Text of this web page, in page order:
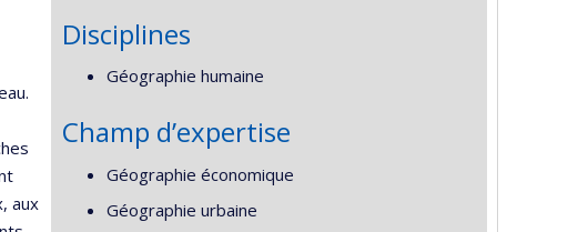
aux
Disciplines
Géographie humaine
Champ d’expertise
Géographie économique
Géographie urbaine